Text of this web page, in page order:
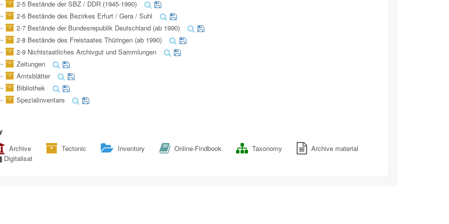
2-5 Bestände der SBZ / DDR (1945-1990)
2-6 Bestände des Bezirkes Erfurt / Gera / Suhl
2-7 Bestände der Bundesrepublik Deutschland (ab 1990)
2-8 Bestände des Freistaates Thüringen (ab 1990)
2-9 Nichtstaatliches Archivgut und Sammlungen
Zeitungen
Amtsblätter
Bibliothek
Spezialinventare
Archive
Tectonic Inventory Online-Findbook Taxonomy
Archive material
Digitalisat